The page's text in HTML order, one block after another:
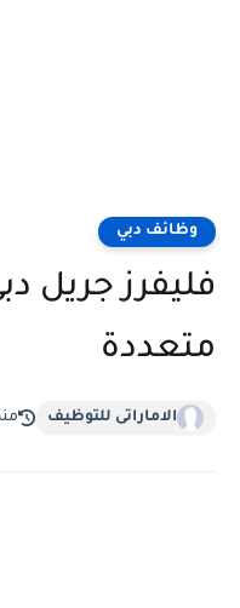
وظائف دبي
فليفرز جريل
متعددة
الاماراتى للتوظيف منذ 2